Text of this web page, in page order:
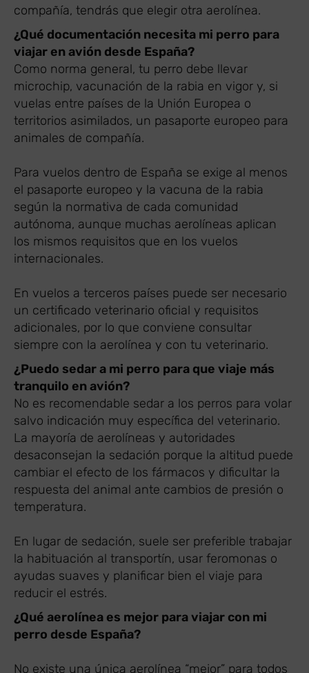
compañía, tendrás que elegir otra aerolínea.
¿Qué documentación necesita mi perro para
viajar en avión desde España?
Como norma general, tu perro debe llevar
microchip, vacunación de la rabia en vigor y, si
vuelas entre países de la Unión Europea o
territorios asimilados, un pasaporte europeo para
animales de compañía.
Para vuelos dentro de España se exige al menos
el pasaporte europeo y la vacuna de la rabia
según la normativa de cada comunidad
autónoma, aunque muchas aerolíneas aplican
los mismos requisitos que en los vuelos
internacionales.
En vuelos a terceros países puede ser necesario
un certificado veterinario oficial y requisitos
adicionales, por lo que conviene consultar
siempre con la aerolínea y con tu veterinario.
¿Puedo sedar a mi perro para que viaje más
tranquilo en avión?
No es recomendable sedar a los perros para volar
salvo indicación muy específica del veterinario.
La mayoría de aerolíneas y autoridades
desaconsejan la sedación porque la altitud puede
cambiar el efecto de los fármacos y dificultar la
respuesta del animal ante cambios de presión o
temperatura.
En lugar de sedación, suele ser preferible trabajar
la habituación al transportín, usar feromonas o
ayudas suaves y planificar bien el viaje para
reducir el estrés.
¿Qué aerolínea es mejor para viajar con mi
perro desde España?
No existe una única aerolínea “mejor” para todos